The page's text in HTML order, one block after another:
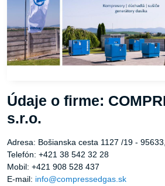
Údaje o firme:
s.r.o.
Adresa: Bošianska cesta 1127 /19 - 95633,
Telefón: +421 38 542 32 28
Mobil: +421 908 528 437
E-mail: info@compressedgas.sk